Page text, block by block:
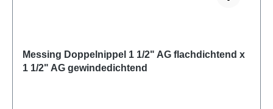
Messing Doppelnippel 1 1/2" AG flachdichtend x
1 1/2" AG gewindedichtend